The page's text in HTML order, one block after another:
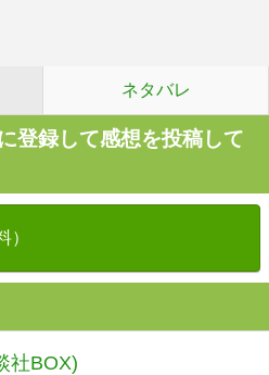
ネタバレ
登録して感想を投稿して
）
社BOX)